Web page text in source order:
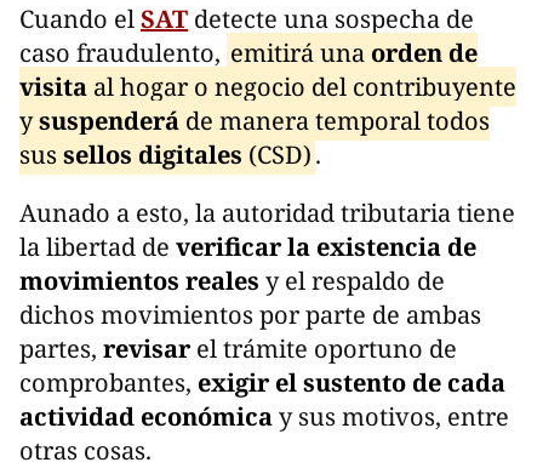
Cuando elSAT detecte una sospecha de
caso fraudulento, emitirá una orden de
visita al hogar o negocio del contribuyente
ysuspenderá de manera temporal todos
sus sellos digitales (CSD).
Aunado a esto, la autoridad tributaria tiene
la libertad de verificar la existencia de
movimientos reales y el respaldo de
dichos movimientos por parte de ambas
partes, revisarel trámite oportuno de
comprobantes, exigir el sustento de cada
actividad económicay sus motivos, entre
otras cosas.